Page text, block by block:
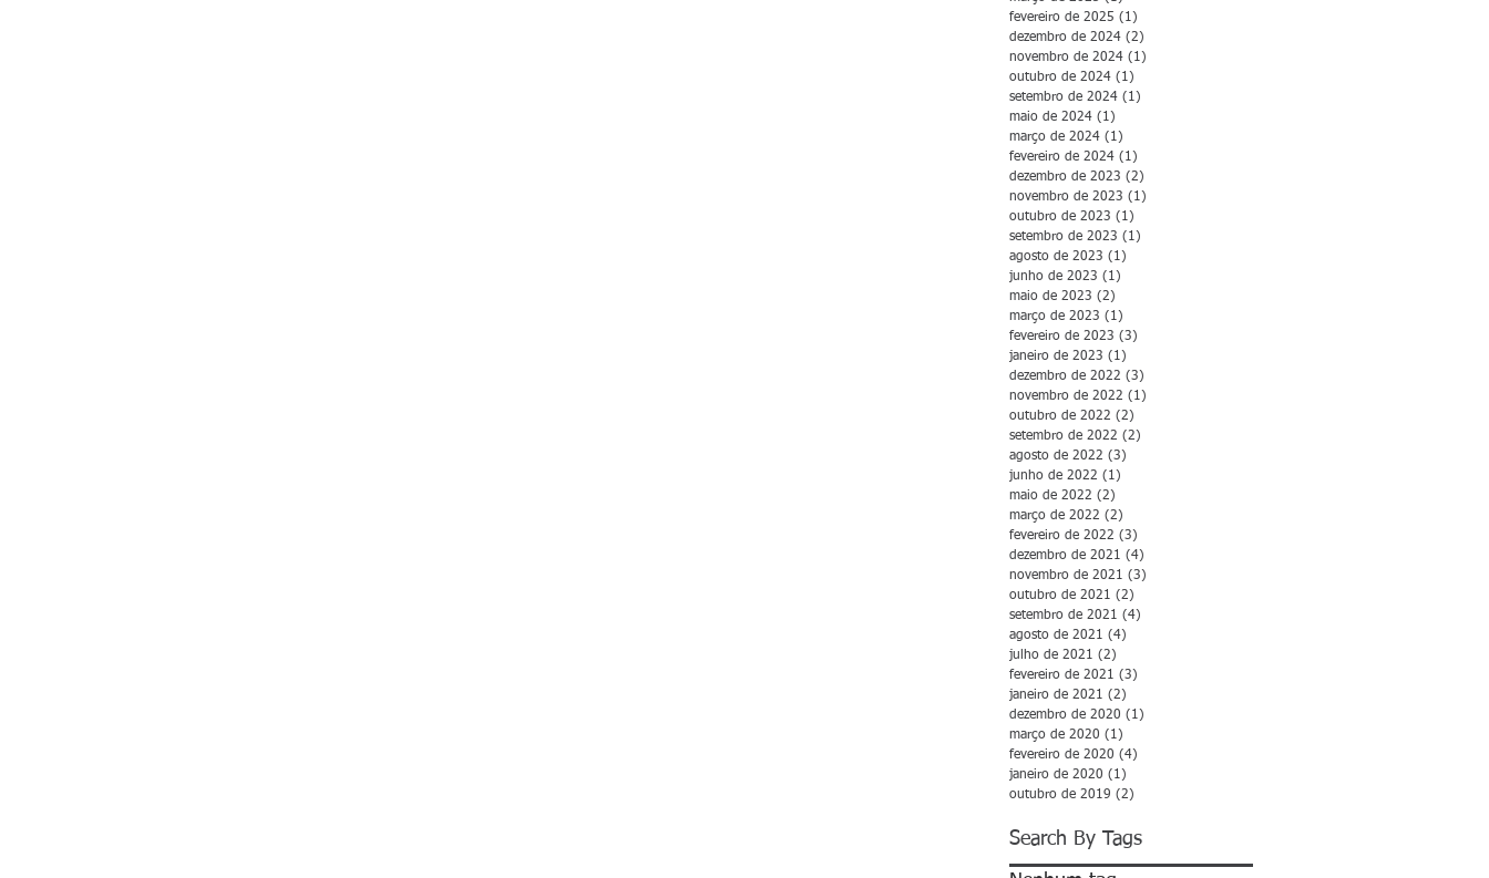
fevereiro de 2025 (1)
dezembro de 2024 (2)
novembro de 2024 (1)
outubro de 2024 (1)
setembro de 2024 (1)
maio de 2024 (1)
março de 2024 (1)
fevereiro de 2024 (1)
dezembro de 2023 (2)
novembro de 2023 (1)
outubro de 2023 (1)
setembro de 2023 (1)
agosto de 2023 (1)
junho de 2023 (1)
maio de 2023 (2)
março de 2023 (1)
fevereiro de 2023 (3)
janeiro de 2023 (1)
dezembro de 2022 (3)
novembro de 2022 (1)
outubro de 2022 (2)
setembro de 2022 (2)
agosto de 2022 (3)
junho de 2022 (1)
maio de 2022 (2)
março de 2022 (2)
fevereiro de 2022 (3)
dezembro de 2021 (4)
novembro de 2021 (3)
outubro de 2021 (2)
setembro de 2021 (4)
agosto de 2021 (4)
julho de 2021 (2)
fevereiro de 2021 (3)
janeiro de 2021 (2)
dezembro de 2020 (1)
março de 2020 (1)
fevereiro de 2020 (4)
janeiro de 2020 (1)
outubro de 2019 (2)
Search By Tags